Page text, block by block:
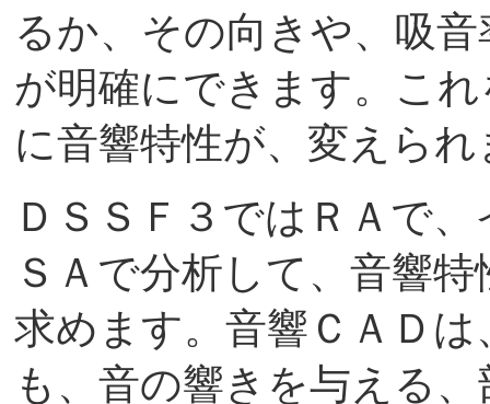
るか、その向きや、吸
が明確にできます。こ
に音響特性が、変えられ
ＤＳＳＦ３ではＲＡで
ＳＡで分析して、音響
求めます。音響ＣＡＤ
も、音の響きを与える